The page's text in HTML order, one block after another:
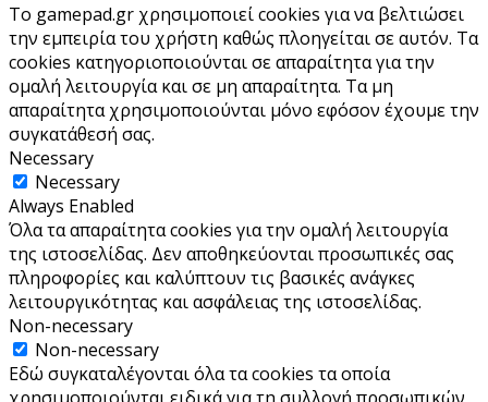
Το gamepad.gr χρησιμοποιεί cookies για να βελτιώσει
την εμπειρία του χρήστη καθώς πλοηγείται σε αυτόν. Τα
cookies κατηγοριοποιούνται σε απαραίτητα για την
ομαλή λειτουργία και σε μη απαραίτητα. Τα μη
απαραίτητα χρησιμοποιούνται μόνο εφόσον έχουμε την
συγκατάθεσή σας.
Necessary
Necessary
Always Enabled
Όλα τα απαραίτητα cookies για την ομαλή λειτουργία
της ιστοσελίδας. Δεν αποθηκεύονται προσωπικές σας
πληροφορίες και καλύπτουν τις βασικές ανάγκες
λειτουργικότητας και ασφάλειας της ιστοσελίδας.
Non-necessary
Non-necessary
Εδώ συγκαταλέγονται όλα τα cookies τα οποία
χρησιμοποιούνται ειδικά για τη συλλογή προσωπικών